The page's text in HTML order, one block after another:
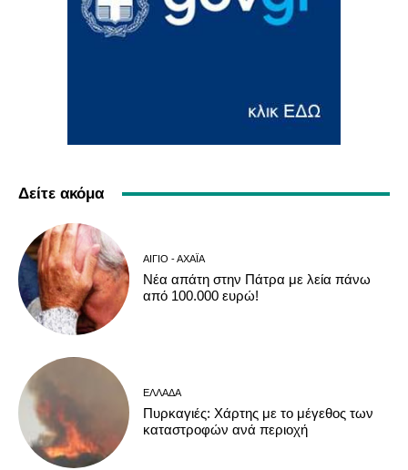
Δείτε ακόμα
ΑΊΓΙΟ - ΑΧΑΪ́Α
Νέα απάτη στην Πάτρα με λεία πάνω
από 100.000 ευρώ!
ΕΛΛΆΔΑ
Πυρκαγιές: Χάρτης με το μέγεθος των
καταστροφών ανά περιοχή